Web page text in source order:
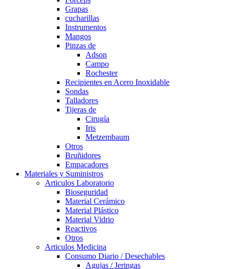
Grapas
cucharillas
Instrumentos
Mangos
Pinzas de
Adson
Campo
Rochester
Recipientes en Acero Inoxidable
Sondas
Talladores
Tijeras de
Cirugía
Iris
Metzembaum
Otros
Bruñidores
Empacadores
Materiales y Suministros
Articulos Laboratorio
Bioseguridad
Material Cerámico
Material Plástico
Material Vidrio
Reactivos
Otros
Articulos Medicina
Consumo Diario / Desechables
Agujas / Jeringas